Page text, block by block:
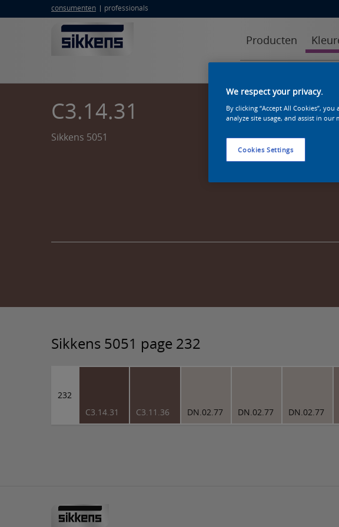
consumenten professionals
Producten
C3.14.31
Sikkens 5051
Sikkens 5051 page 232
232
C3.14.31
C3.11.36 DN.02.77 DN.02.77 DN.02.77
We respect your privacy.
By clicking “Accept All Cookies”,
analyze site usage, and assist in our
Cookies Settings